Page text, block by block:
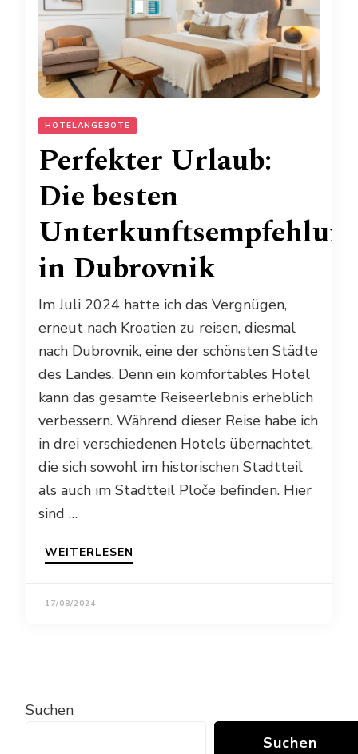
HOTELANGEBOTE
Perfekter Urlaub:
Die besten
in Dubrovnik
Im Juli 2024 hatte ich das Vergnügen,
erneut nach Kroatien zu reisen, diesmal
nach Dubrovnik, eine der schönsten Städte
des Landes. Denn ein komfortables Hotel
kann das gesamte Reiseerlebnis erheblich
verbessern. Während dieser Reise habe ich
in drei verschiedenen Hotels übernachtet,
die sich sowohl im historischen Stadtteil
als auch im Stadtteil Ploče befinden. Hier
sind …
WEITERLESEN
17/08/2024
Suchen
Suchen